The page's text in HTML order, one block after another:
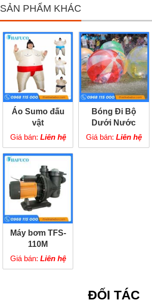
SẢN PHẨM KHÁC
Áo Sumo đấu
vật
Giá bán: Liên hệ
Bóng Đi Bộ
Dưới Nước
Giá bán: Liên hệ
Máy bơm TFS-
110M
Giá bán: Liên hệ
ĐỐI TÁC